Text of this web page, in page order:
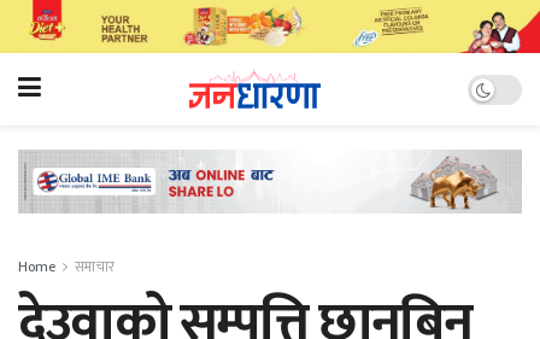
Home समाचार